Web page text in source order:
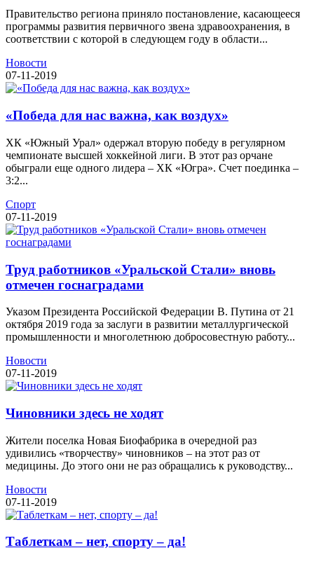
Правительство региона приняло постановление, касающееся
программы развития первичного звена здравоохранения, в
соответствии с которой в следующем году в области...
Новости
07-11-2019
«Победа для нас важна, как воздух»
ХК «Южный Урал» одержал вторую победу в регулярном
чемпионате высшей хоккейной лиги. В этот раз орчане
обыграли еще одного лидера – ХК «Югра». Счет поединка –
3:2...
Спорт
07-11-2019
Труд работников «Уральской Стали» вновь
отмечен госнаградами
Указом Президента Российской Федерации В. Путина от 21
октября 2019 года за заслуги в развитии металлургической
промышленности и многолетнюю добросовестную работу...
Новости
07-11-2019
Чиновники здесь не ходят
Жители поселка Новая Биофабрика в очередной раз
удивились «творчеству» чиновников – на этот раз от
медицины. До этого они не раз обращались к руководству...
Новости
07-11-2019
Таблеткам – нет, спорту – да!